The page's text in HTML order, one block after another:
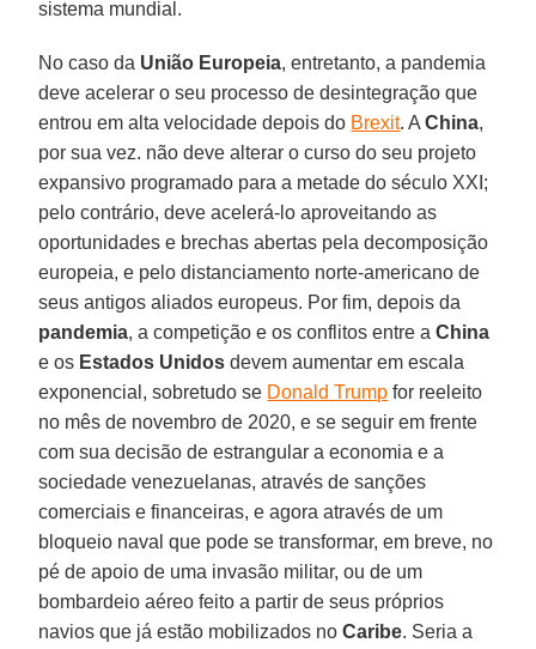
sistema mundial.
No caso da União Europeia, entretanto, a pandemia
deve acelerar o seu processo de desintegração que
entrou em alta velocidade depois do Brexit. AChina,
por sua vez. não deve alterar o curso do seu projeto
expansivo programado para a metade do século XXI;
pelo contrário, deve acelerá-lo aproveitando as
oportunidades e brechas abertas pela decomposição
europeia, e pelo distanciamento norte-americano de
seus antigos aliados europeus. Por fim, depois da
pandemia, a competição e os conflitos entre aChina
e os Estados Unidos devem aumentar em escala
exponencial, sobretudo se Donald Trump for reeleito
no mês de novembro de 2020, e se seguir em frente
com sua decisão de estrangular a economia e a
sociedade venezuelanas, através de sanções
comerciais e financeiras, e agora através de um
bloqueio naval que pode se transformar, em breve, no
pé de apoio de uma invasão militar, ou de um
bombardeio aéreo feito a partir de seus próprios
navios que já estão mobilizados noCaribe. Seria a